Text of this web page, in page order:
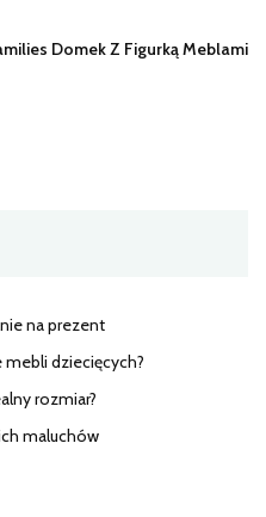
Domek Z Figurką Meblami
na prezent
mebli dziecięcych?
rozmiar?
maluchów